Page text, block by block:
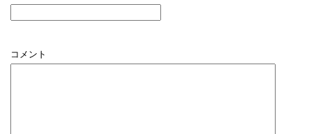
コメント